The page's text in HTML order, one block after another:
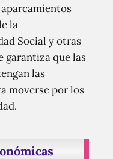
la
Social y otras
garantiza que las
las
moverse por los